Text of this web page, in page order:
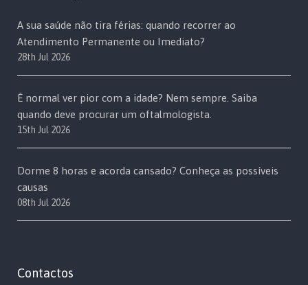
A sua saúde não tira férias: quando recorrer ao
Atendimento Permanente ou Imediato?
28th Jul 2026
É normal ver pior com a idade? Nem sempre. Saiba
quando deve procurar um oftalmologista.
15th Jul 2026
Dorme 8 horas e acorda cansado? Conheça as possíveis
causas
08th Jul 2026
Contactos